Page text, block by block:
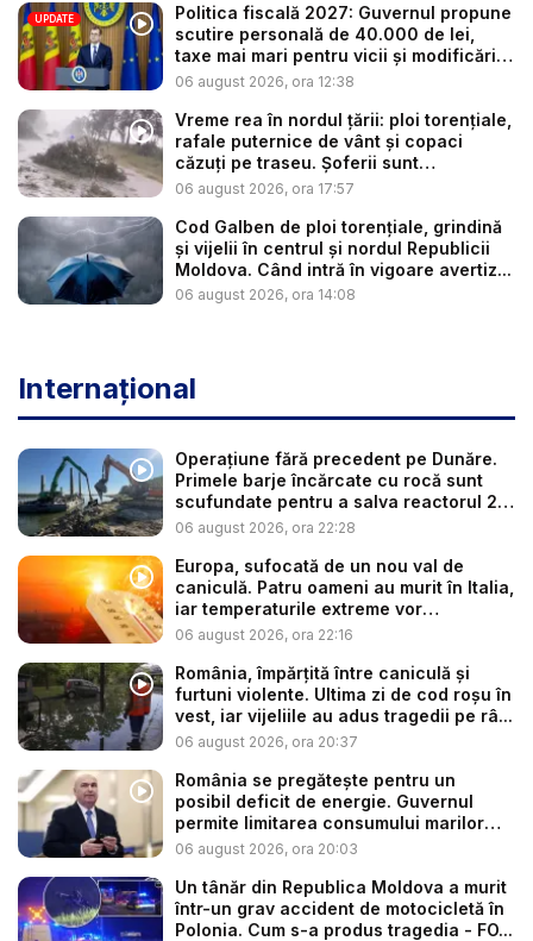
UPDATE
Politica fiscală 2027: Guvernul propune
scutire personală de 40.000 de lei,
taxe mai mari pentru vicii și modificări
l...
06 august 2026, ora 12:38
Vreme rea în nordul țării: ploi torențiale,
rafale puternice de vânt și copaci
căzuți pe traseu. Șoferii sunt
îndemnaț...
06 august 2026, ora 17:57
Cod Galben de ploi torențiale, grindină
și vijelii în centrul și nordul Republicii
Moldova. Când intră în vigoare avertiz...
06 august 2026, ora 14:08
Internațional
Operațiune fără precedent pe Dunăre.
Primele barje încărcate cu rocă sunt
scufundate pentru a salva reactorul 2
...
06 august 2026, ora 22:28
Europa, sufocată de un nou val de
caniculă. Patru oameni au murit în Italia,
iar temperaturile extreme vor
continua...
06 august 2026, ora 22:16
România, împărțită între caniculă și
furtuni violente. Ultima zi de cod roșu în
vest, iar vijeliile au adus tragedii pe râ...
06 august 2026, ora 20:37
România se pregătește pentru un
posibil deficit de energie. Guvernul
permite limitarea consumului marilor
co...
06 august 2026, ora 20:03
Un tânăr din Republica Moldova a murit
într-un grav accident de motocicletă în
Polonia. Cum s-a produs tragedia - FO...